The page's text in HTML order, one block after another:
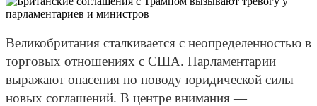
Великобритания сталкивается с неопределенностью в
торговых отношениях с США. Парламентарии
выражают опасения по поводу юридической силы
новых соглашений. В центре внимания —